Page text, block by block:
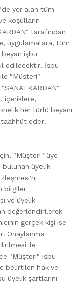
yer alan tüm
koşulların
tarafından
uygulamalara, tüm
işbu
edilecektir. İşbu
"Müşteri"
içeriklere,
her türlü beyanı
eder.
"Müşteri" üye
bulunan üyelik
bilgiler
ve üyelik
değerlendirilerek
gerçek kişi ise
Onaylanma
ile
"Müşteri" işbu
belirtilen hak ve
üyelik şartlarını